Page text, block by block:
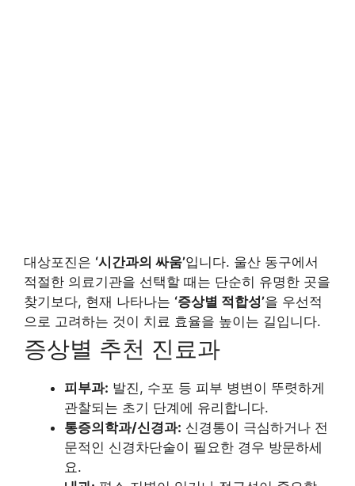
대상포진은 ‘시간과의 싸움’입니다. 울산 동구에서
적절한 의료기관을 선택할 때는 단순히 유명한 곳을
찾기보다, 현재 나타나는 ‘증상별 적합성’을 우선적
으로 고려하는 것이 치료 효율을 높이는 길입니다.
증상별 추천 진료과
피부과: 발진, 수포 등 피부 병변이 뚜렷하게
관찰되는 초기 단계에 유리합니다.
통증의학과/신경과: 신경통이 극심하거나 전
문적인 신경차단술이 필요한 경우 방문하세
요.